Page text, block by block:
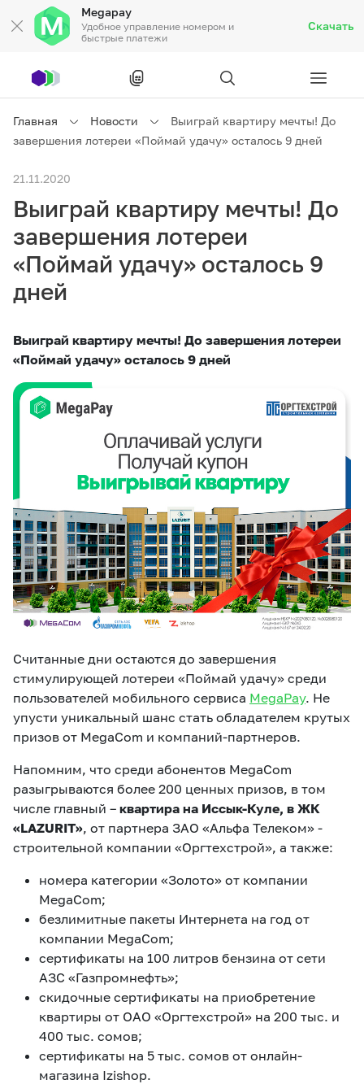
Megapay
Удобное управление номером и
быстрые платежи
Скачать
Частным клиентам
Бизнесу
Связь
Тарифы
Все услуги Развлечения Соц.сети
Звонки и SMS Подбор номера Доставка SIM
О нас Новости Работа в MEGA
Сервисы
Главная Новости
Выиграй квартиру мечты! До
завершения лотереи «Поймай удачу» осталось 9 дней
21.11.2020
Выиграй квартиру мечты! До
завершения лотереи
«Поймай удачу» осталось 9
дней
Выиграй квартиру мечты! До завершения лотереи
«Поймай удачу» осталось 9 дней
Считанные дни остаются до завершения
стимулирующей лотереи «Поймай удачу» среди
пользователей мобильного сервиса MegaPay. Не
упусти уникальный шанс стать обладателем крутых
призов от MegaCom и компаний-партнеров.
Напомним, что среди абонентов MegaCom
разыгрываются более 200 ценных призов, в том
числе главный – квартира на Иссык-Куле, в ЖК
«LAZURIT», от партнера ЗАО «Альфа Телеком» -
строительной компании «Оргтехстрой», а также:
номера категории «Золото» от компании
MegaCom;
безлимитные пакеты Интернета на год от
компании MegaCom;
сертификаты на 100 литров бензина от сети
АЗС «Газпромнефть»;
скидочные сертификаты на приобретение
квартиры от ОАО «Оргтехстрой» на 200 тыс. и
400 тыс. сомов;
сертификаты на 5 тыс. сомов от онлайн-
магазина Izishop.